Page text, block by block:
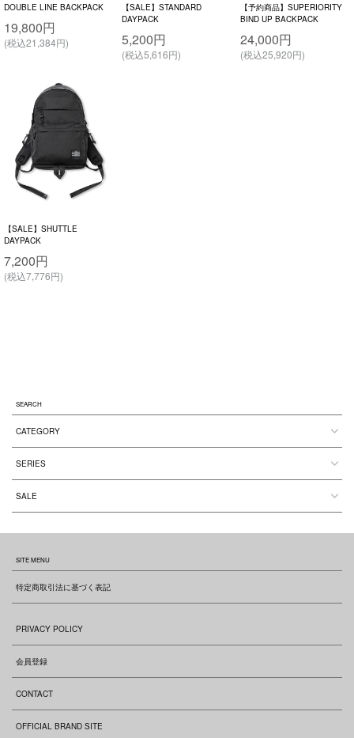
DOUBLE LINE BACKPACK
19,800円
(税込21,384円)
【SALE】STANDARD
DAYPACK
5,200円
(税込5,616円)
【予約商品】SUPERIORITY
BIND UP BACKPACK
24,000円
(税込25,920円)
【SALE】SHUTTLE
DAYPACK
7,200円
(税込7,776円)
SEARCH
CATEGORY
SERIES
SALE
SITE MENU
特定商取引法に基づく表記
PRIVACY POLICY
会員登録
CONTACT
OFFICIAL BRAND SITE